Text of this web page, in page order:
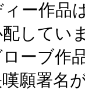
ー作品
してい
ーブ作
願署名